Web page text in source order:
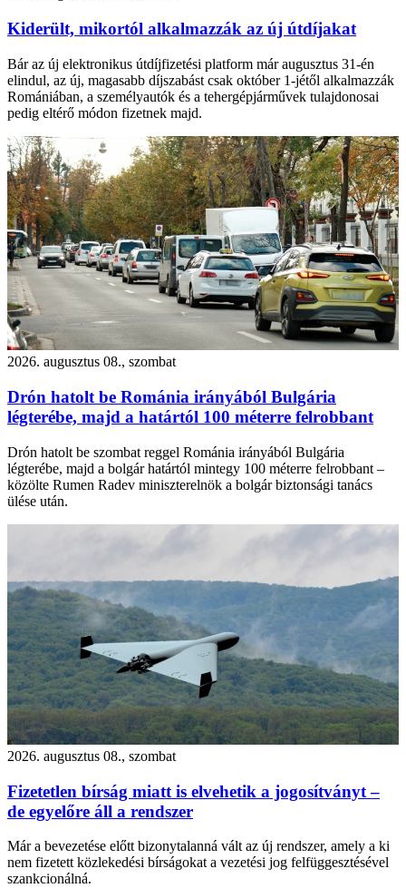
Kiderült, mikortól alkalmazzák az új útdíjakat
Bár az új elektronikus útdíjfizetési platform már augusztus 31-én
elindul, az új, magasabb díjszabást csak október 1-jétől alkalmazzák
Romániában, a személyautók és a tehergépjárművek tulajdonosai
pedig eltérő módon fizetnek majd.
2026. augusztus 08., szombat
Drón hatolt be Románia irányából Bulgária
légterébe, majd a határtól 100 méterre felrobbant
Drón hatolt be szombat reggel Románia irányából Bulgária
légterébe, majd a bolgár határtól mintegy 100 méterre felrobbant –
közölte Rumen Radev miniszterelnök a bolgár biztonsági tanács
ülése után.
2026. augusztus 08., szombat
Fizetetlen bírság miatt is elvehetik a jogosítványt –
de egyelőre áll a rendszer
Már a bevezetése előtt bizonytalanná vált az új rendszer, amely a ki
nem fizetett közlekedési bírságokat a vezetési jog felfüggesztésével
szankcionálná.